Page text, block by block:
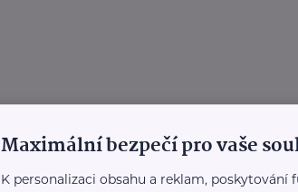
Maximální bezpečí pro vaše
K personalizaci obsahu a reklam,